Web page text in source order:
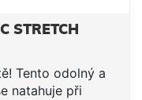
STRETCH
Tento odolný a
natahuje při